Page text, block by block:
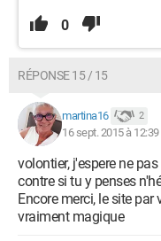
0
RÉPONSE 15 / 15
martina16 2
16 sept. 2015 à 12:39
volontier, j'espere ne
contre si tu y penses
Encore merci, le site
vraiment magique